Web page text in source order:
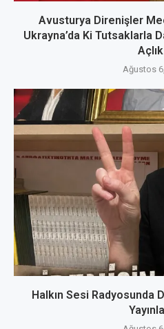
Avusturya Direnişler
Ukrayna’da Ki Tutsaklarla
Ağustos
Halkın Sesi Radyosunda